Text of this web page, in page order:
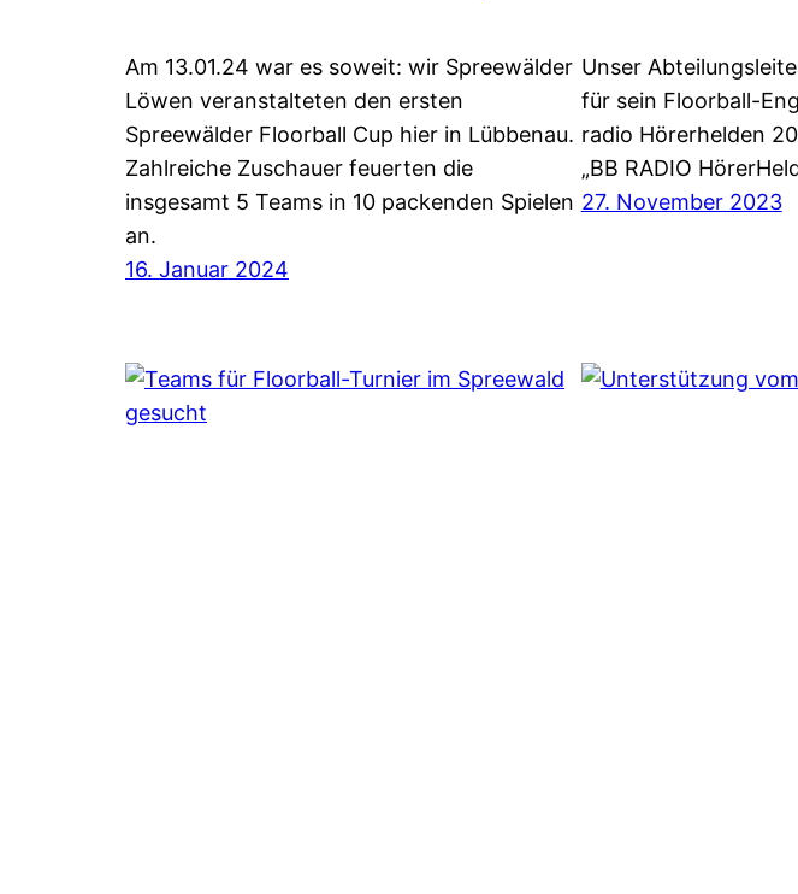
Am 13.01.24 war es soweit: wir Spreewälder
Löwen veranstalteten den ersten
Spreewälder Floorball Cup hier in Lübbenau.
Zahlreiche Zuschauer feuerten die
insgesamt 5 Teams in 10 packenden Spielen
an.
16. Januar 2024
Unser
für sein Floorball-
radio Hörerhelden
„BB RADIO
27. November 2023